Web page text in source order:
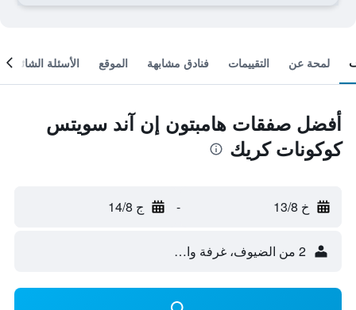
لمحة عن التقييمات فنادق مشابهة الموقع الأسئلة الشائعة
أفضل صفقات هامبتون إن آند سويتس
كوكونات كريك
خ 13/8 - ج 14/8
2 من الضيوف، غرفة واحدة